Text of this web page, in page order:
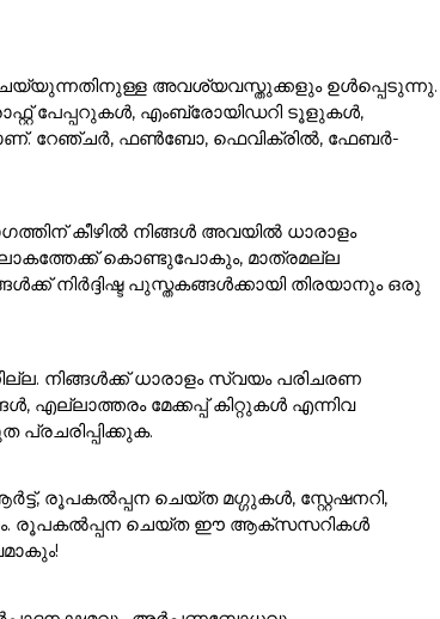
അവശ്യവസ്തുക്കളും ഉൾപ്പെടുന്നു.
പേപ്പറുകൾ, എംബ്രോയിഡറി ടൂളുകൾ,
റേഞ്ചർ, ഫൺബോ, ഫെവിക്രിൽ, ഫേബർ-
കീഴിൽ നിങ്ങൾ അവയിൽ ധാരാളം
കൊണ്ടുപോകും, മാത്രമല്ല
നിർദ്ദിഷ്ട പുസ്തകങ്ങൾക്കായി തിരയാനും ഒരു
നിങ്ങൾക്ക് ധാരാളം സ്വയം പരിചരണ
മേക്കപ്പ് കിറ്റുകൾ എന്നിവ
രൂപകൽപ്പന ചെയ്ത മഗ്ഗുകൾ, സ്റ്റേഷനറി,
രൂപകൽപ്പന ചെയ്ത ഈ ആക്സസറികൾ